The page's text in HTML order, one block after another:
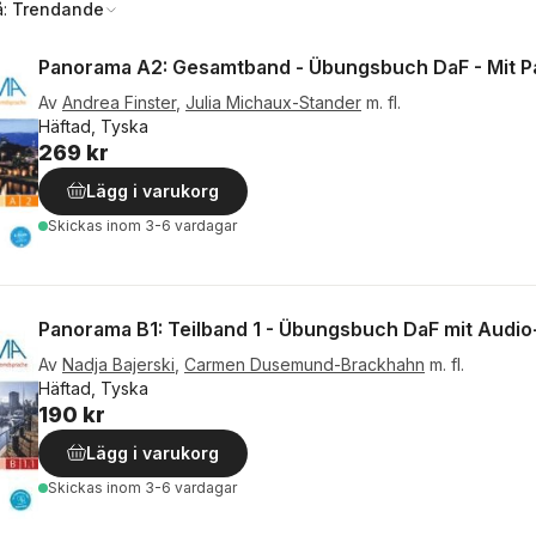
Trendande
Panorama A2: Gesamtband - Übungsbuch DaF - Mit
Av Andrea Finster, Julia Michaux-Stander m. fl.
Häftad, Tyska
269 kr
Lägg i varukorg
Skickas inom 3-6 vardagar
Panorama B1: Teilband 1 - Übungsbuch DaF mit
Av Nadja Bajerski Carmen Dusemund-Brackhahn m. fl.
Häftad, Tyska
190 kr
Lägg i varukorg
Skickas inom 3-6 vardagar